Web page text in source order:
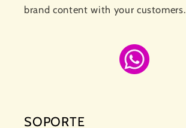
brand content with your customers.
SOPORTE